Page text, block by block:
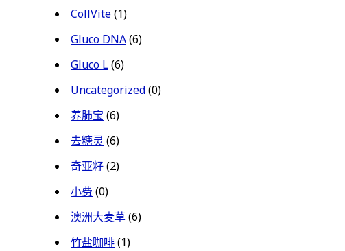
CollVite(1)
Gluco DNA(6)
Gluco L(6)
Uncategorized(0)
养肺宝 (6)
去糖灵 (6)
奇亚籽(2)
小费 (0)
澳洲大麦草(6)
竹盐咖啡(1)